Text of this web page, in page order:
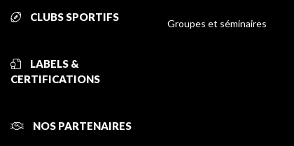
CLUBS SPORTIFS
LABELS &
CERTIFICATIONS
NOS PARTENAIRES
Groupes et séminaires